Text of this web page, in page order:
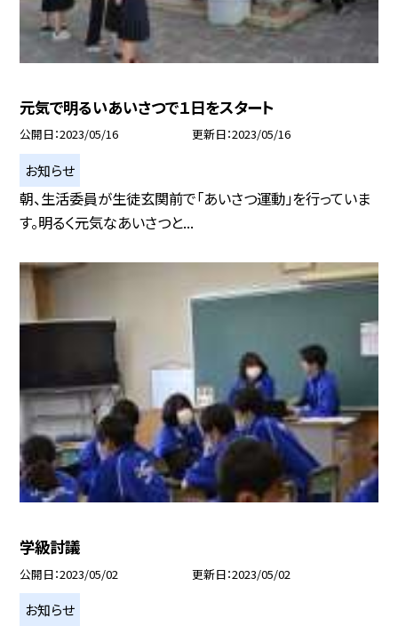
元気で明るいあいさつで１日をスタート
公開日 2023/05/16 更新日 2023/05/16
お知らせ
朝、生活委員が生徒玄関前で「あいさつ運動」を行っていま
す。明るく元気なあいさつと...
学級討議
公開日 2023/05/02 更新日 2023/05/02
お知らせ